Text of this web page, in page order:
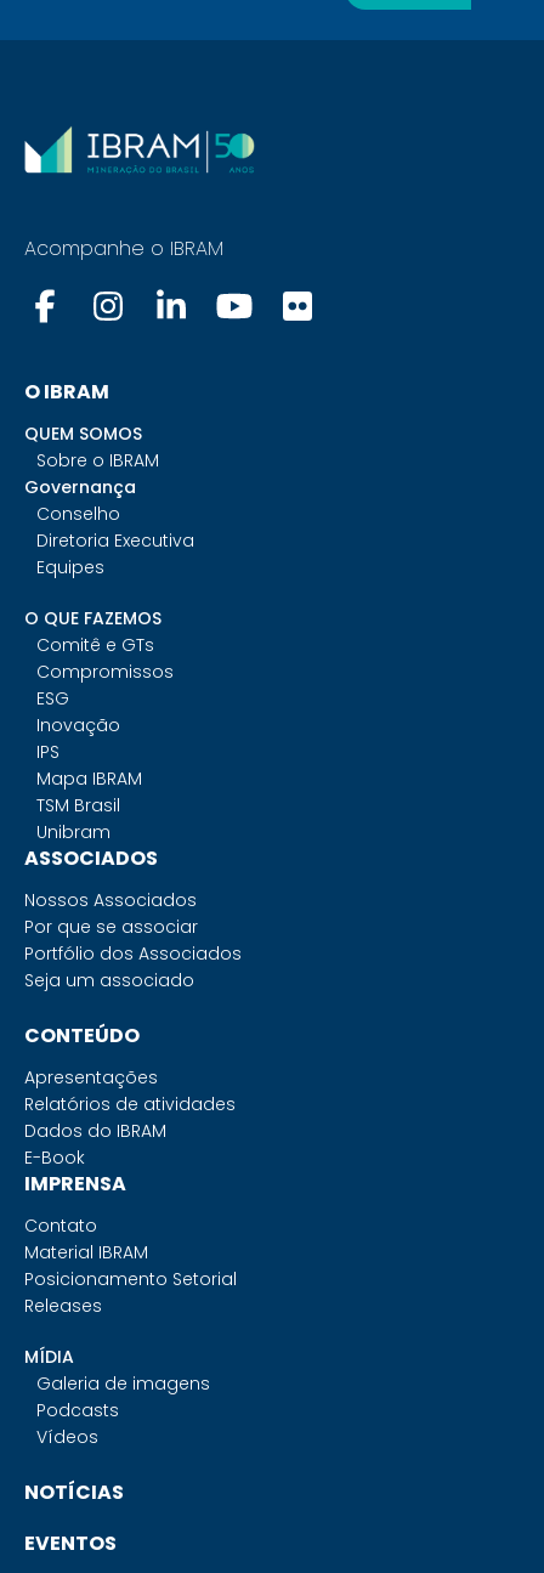
Acompanhe o IBRAM
O IBRAM
QUEM SOMOS
Sobre o IBRAM
Governança
Conselho
Diretoria Executiva
Equipes
O QUE FAZEMOS
Comitê e GTs
Compromissos
ESG
Inovação
IPS
Mapa IBRAM
TSM Brasil
Unibram
ASSOCIADOS
Nossos Associados
Por que se associar
Portfólio dos Associados
Seja um associado
CONTEÚDO
Apresentações
Relatórios de atividades
Dados do IBRAM
E-Book
IMPRENSA
Contato
Material IBRAM
Posicionamento Setorial
Releases
MÍDIA
Galeria de imagens
Podcasts
Vídeos
NOTÍCIAS
EVENTOS